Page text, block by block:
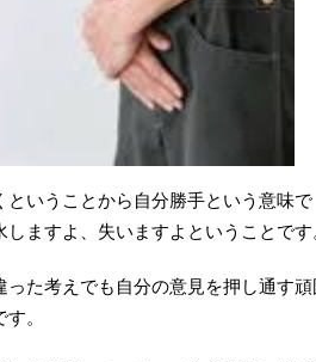
ということから自分勝手という意味で
ますよ、失いますよということです
た考えでも自分の意見を押し通す頑
。